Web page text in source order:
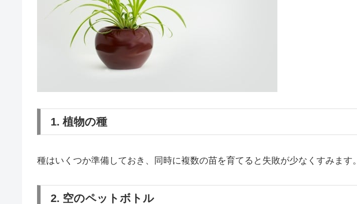
1. 植物の種
種はいくつか準備しておき、同時に複数の苗を育てると失敗が少なくすみます。
2. 空のペットボトル